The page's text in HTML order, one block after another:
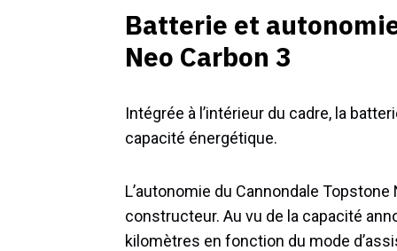
Batterie et
Neo Carbon 3
Intégrée à l’intérieur du cadre, la
capacité énergétique.
L’autonomie du Cannondale
constructeur. Au vu de la capacité
kilomètres en fonction du mode